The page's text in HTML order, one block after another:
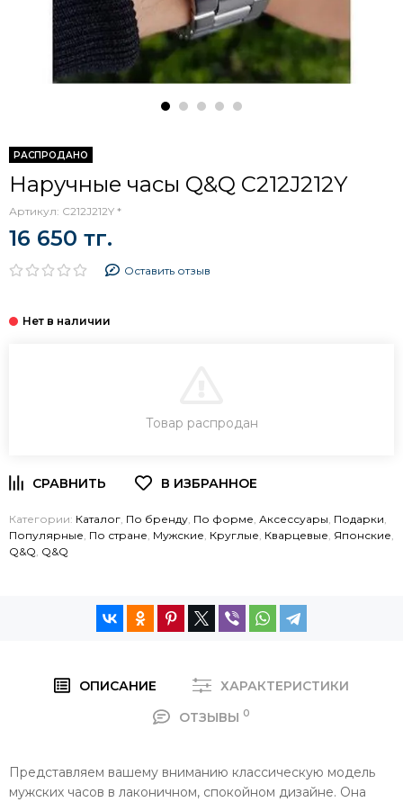
РАСПРОДАНО
Наручные часы Q&Q C212J212Y
Артикул: C212J212Y *
16 650 тг.
Оставить отзыв
ЗАКАЗ В ОДИН КЛИК
Товар распродан
Категории: Каталог По бренду По форме Аксессуары Подарки
Популярные По стране Мужские Круглые Кварцевые Японские
Q&Q Q&Q
ОПИСАНИЕ
ХАРАКТЕРИСТИКИ
ОТЗЫВЫ 0
Представляем вашему вниманию классическую модель
мужских часов в лаконичном, спокойном дизайне. Она